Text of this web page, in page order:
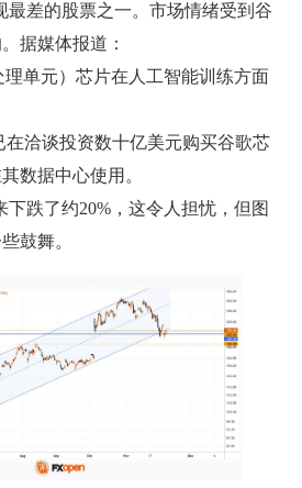
差的股票之一。市场情绪受到谷
据媒体报道：
单元）芯片在人工智能训练方面
在洽谈投资数十亿美元购买谷歌芯
数据中心使用。
跌了约20%，这令人担忧，但图
鼓舞。